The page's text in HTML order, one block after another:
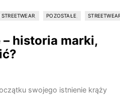
POZOSTAŁE
historia marki,
swojego istnienie krąży